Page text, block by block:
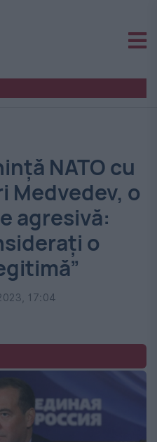
NATO cu
Medvedev, o
agresivă:
o
17:04